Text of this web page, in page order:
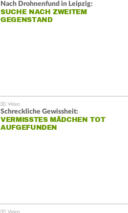
Nach Drohnenfund in Leipzig:
SUCHE NACH ZWEITEM
GEGENSTAND
Schreckliche Gewissheit:
VERMISSTES MÄDCHEN TOT
AUFGEFUNDEN